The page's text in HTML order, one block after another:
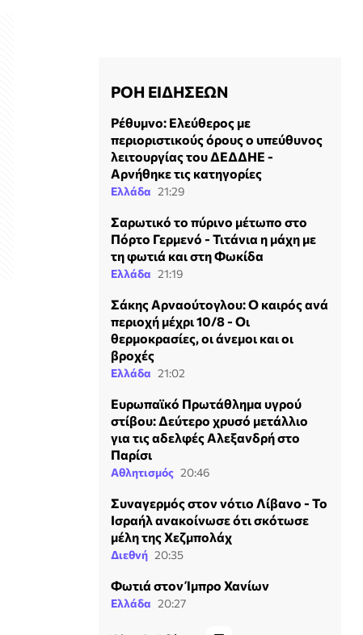
ΡΟΗ ΕΙΔΗΣΕΩΝ
Ρέθυμνο: Ελεύθερος με
περιοριστικούς όρους ο υπεύθυνος
λειτουργίας του ΔΕΔΔΗΕ -
Αρνήθηκε τις κατηγορίες
Ελλάδα 21:29
Σαρωτικό το πύρινο μέτωπο στο
Πόρτο Γερμενό - Τιτάνια η μάχη με
τη φωτιά και στη Φωκίδα
Ελλάδα 21:19
Σάκης Αρναούτογλου: Ο καιρός ανά
περιοχή μέχρι 10/8 - Οι
θερμοκρασίες, οι άνεμοι και οι
βροχές
Ελλάδα 21:02
Ευρωπαϊκό Πρωτάθλημα υγρού
στίβου: Δεύτερο χρυσό μετάλλιο
για τις αδελφές Αλεξανδρή στο
Παρίσι
Αθλητισμός 20:46
Συναγερμός στον νότιο Λίβανο - Το
Ισραήλ ανακοίνωσε ότι σκότωσε
μέλη της Χεζμπολάχ
Διεθνή 20:35
Φωτιά στον Ίμπρο Χανίων
Ελλάδα 20:27